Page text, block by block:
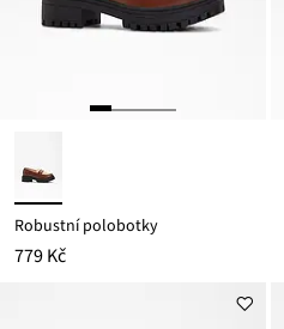
Robustní polobotky
779 Kč